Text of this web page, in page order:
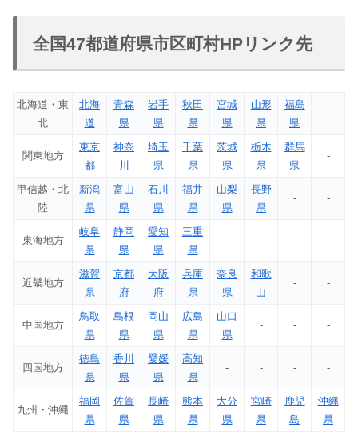
全国47都道府県市区町村HPリンク先
北海道・東
北
北海
道
青森
県
岩手
県
秋田
県
宮城
県
山形
県
福島
県
-
関東地方
東京
都
神奈
川
埼玉
県
千葉
県
茨城
県
栃木
県
群馬
県
-
甲信越・北
陸
新潟
県
富山
県
石川
県
福井
県
山梨
県
長野
県
- -
東海地方
岐阜
県
静岡
県
愛知
県
三重
県
- - - -
近畿地方
滋賀
県
京都
府
大阪
府
兵庫
県
奈良
県
和歌
山
- -
中国地方
鳥取
県
島根
県
岡山
県
広島
県
山口
県
- - -
四国地方
徳島
県
香川
県
愛媛
県
高知
県
- - - -
九州・沖縄
福岡
県
佐賀
県
長崎
県
熊本
県
大分
県
宮崎
県
鹿児
島
沖縄
県